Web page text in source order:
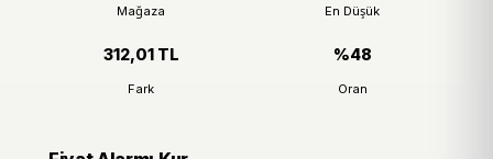
Mağaza En Düşük
312,01 TL
Fark
%48
Oran